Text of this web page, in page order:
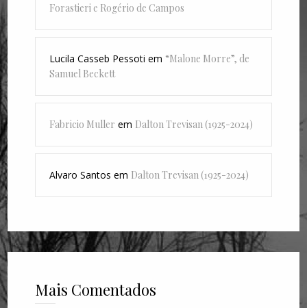
Forastieri e Rogério de Campos
Lucila Casseb Pessoti em “Malone Morre”, de
Samuel Beckett
Fabricio Muller em Dalton Trevisan (1925-2024)
Alvaro Santos em Dalton Trevisan (1925-2024)
Mais Comentados